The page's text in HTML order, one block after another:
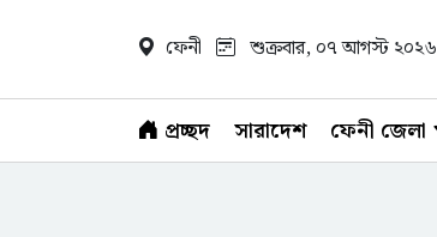
ফেনী শুক্রবার, ০৭ আগস্ট ২০২৬
প্রচ্ছদ সারাদেশ ফেনী জেলা